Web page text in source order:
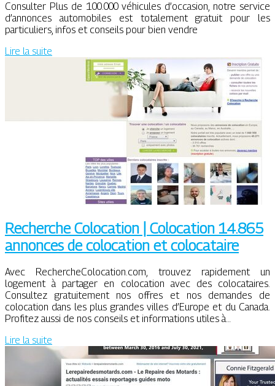
Consulter Plus de 100.000 véhicules d’occasion, notre service
d’annonces automobiles est totalement gratuit pour les
particuliers, infos et conseils pour bien vendre
Lire la suite
Recherche Colocation | Colocation 14.865
annonces de colocation et colocataire
Avec RechercheColocation.com, trouvez rapidement un
logement à partager en colocation avec des colocataires.
Consultez gratuitement nos offres et nos demandes de
colocation dans les plus grandes villes d’Europe et du Canada.
Profitez aussi de nos conseils et informations utiles à…
Lire la suite